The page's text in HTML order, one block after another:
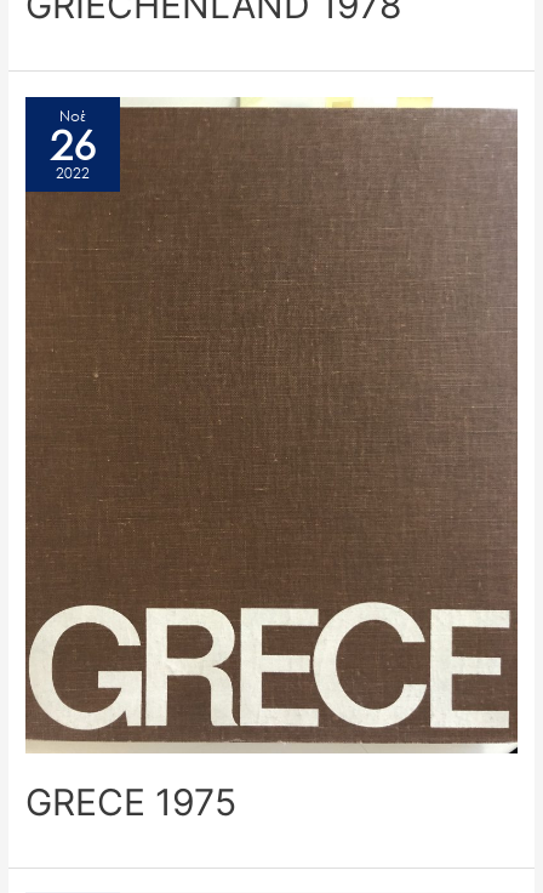
Νοέ
26
2022
GRECE 1975